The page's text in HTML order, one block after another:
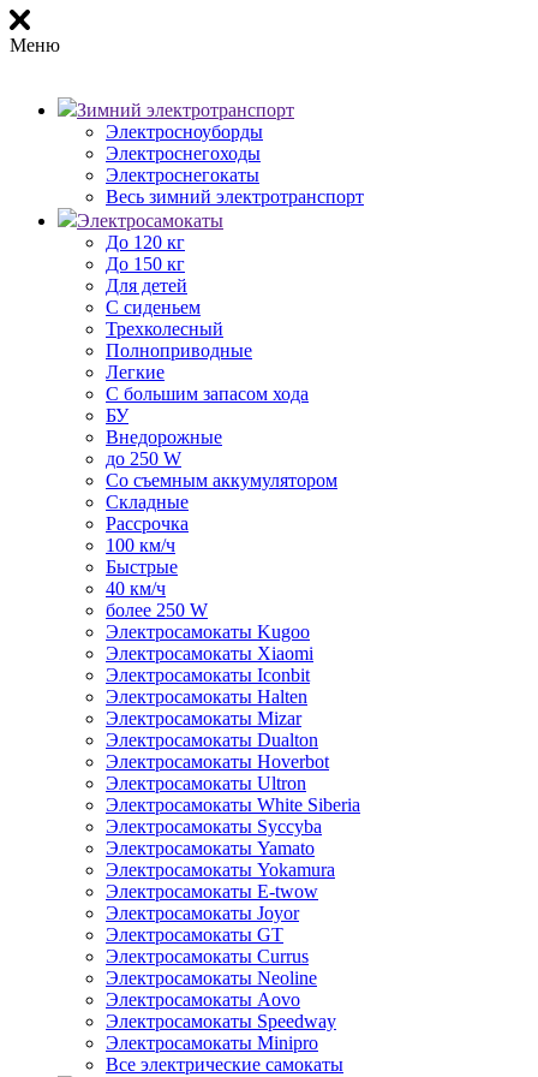
Меню
Зимний электротранспорт
Электросноуборды
Электроснегоходы
Электроснегокаты
Весь зимний электротранспорт
Электросамокаты
До 120 кг
До 150 кг
Для детей
С сиденьем
Трехколесный
Полноприводные
Легкие
С большим запасом хода
БУ
Внедорожные
до 250 W
Со съемным аккумулятором
Складные
Рассрочка
100 км/ч
Быстрые
40 км/ч
более 250 W
Электросамокаты Kugoo
Электросамокаты Xiaomi
Электросамокаты Iconbit
Электросамокаты Halten
Электросамокаты Mizar
Электросамокаты Dualton
Электросамокаты Hoverbot
Электросамокаты Ultron
Электросамокаты White Siberia
Электросамокаты Syccyba
Электросамокаты Yamato
Электросамокаты Yokamura
Электросамокаты E-twow
Электросамокаты Joyor
Электросамокаты GT
Электросамокаты Currus
Электросамокаты Neoline
Электросамокаты Aovo
Электросамокаты Speedway
Электросамокаты Minipro
Все электрические самокаты